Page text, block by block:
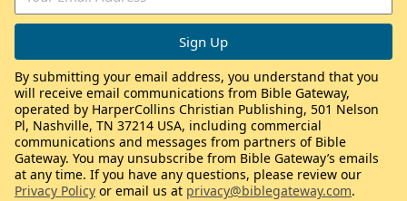
By submitting your email address, you understand that you
will receive email communications from Bible Gateway,
operated by HarperCollins Christian Publishing, 501 Nelson
Pl, Nashville, TN 37214 USA, including commercial
communications and messages from partners of Bible
Gateway. You may unsubscribe from Bible Gateway’s emails
at any time. If you have any questions, please review our
Privacy Policy or email us at privacy@biblegateway.com.